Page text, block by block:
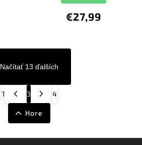
€27,99
Načítať 13 ďalších
1 3 4
Hore